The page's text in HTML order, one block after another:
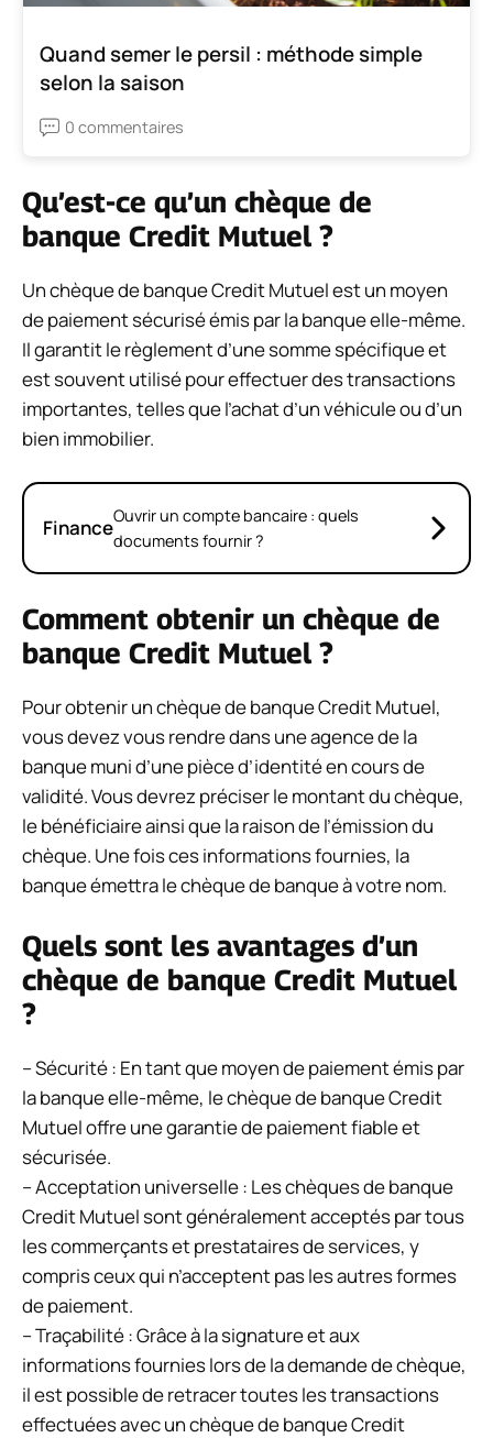
Quand semer le persil : méthode simple
selon la saison
0 commentaires
Qu’est-ce qu’un chèque de
banque Credit Mutuel ?
Un chèque de banque Credit Mutuel est un moyen
de paiement sécurisé émis par la banque elle-même.
Il garantit le règlement d’une somme spécifique et
est souvent utilisé pour effectuer des transactions
importantes, telles que l’achat d’un véhicule ou d’un
bien immobilier.
FinanceOuvrir un compte bancaire : quels
documents fournir ?
Comment obtenir un chèque de
banque Credit Mutuel ?
Pour obtenir un chèque de banque Credit Mutuel,
vous devez vous rendre dans une agence de la
banque muni d’une pièce d’identité en cours de
validité. Vous devrez préciser le montant du chèque,
le bénéficiaire ainsi que la raison de l’émission du
chèque. Une fois ces informations fournies, la
banque émettra le chèque de banque à votre nom.
Quels sont les avantages d’un
chèque de banque Credit Mutuel
?
– Sécurité : En tant que moyen de paiement émis par
la banque elle-même, le chèque de banque Credit
Mutuel offre une garantie de paiement fiable et
sécurisée.
– Acceptation universelle : Les chèques de banque
Credit Mutuel sont généralement acceptés par tous
les commerçants et prestataires de services, y
compris ceux qui n’acceptent pas les autres formes
de paiement.
– Traçabilité : Grâce à la signature et aux
informations fournies lors de la demande de chèque,
il est possible de retracer toutes les transactions
effectuées avec un chèque de banque Credit